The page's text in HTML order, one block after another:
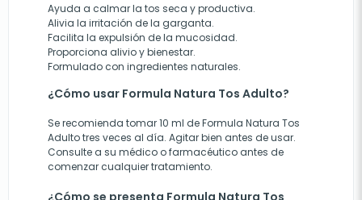
Ayuda a calmar la tos seca y productiva.
Alivia la irritación de la garganta.
Facilita la expulsión de la mucosidad.
Proporciona alivio y bienestar.
Formulado con ingredientes naturales.
¿Cómo usar Formula Natura Tos Adulto?
Se recomienda tomar 10 ml de Formula Natura Tos
Adulto tres veces al día. Agitar bien antes de usar.
Consulte a su médico o farmacéutico antes de
comenzar cualquier tratamiento.
¿Cómo se presenta Formula Natura Tos